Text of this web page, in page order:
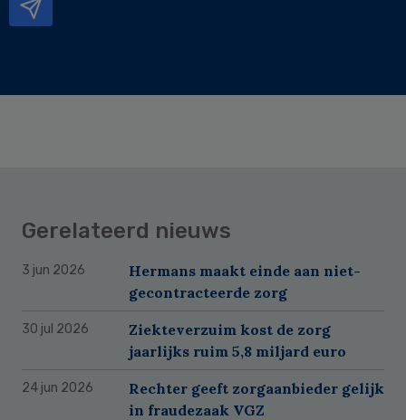
Gerelateerd nieuws
3 jun 2026
Hermans maakt einde aan niet-
gecontracteerde zorg
30 jul 2026
Ziekteverzuim kost de zorg
jaarlijks ruim 5,8 miljard euro
24 jun 2026
Rechter geeft zorgaanbieder gelijk
in fraudezaak VGZ